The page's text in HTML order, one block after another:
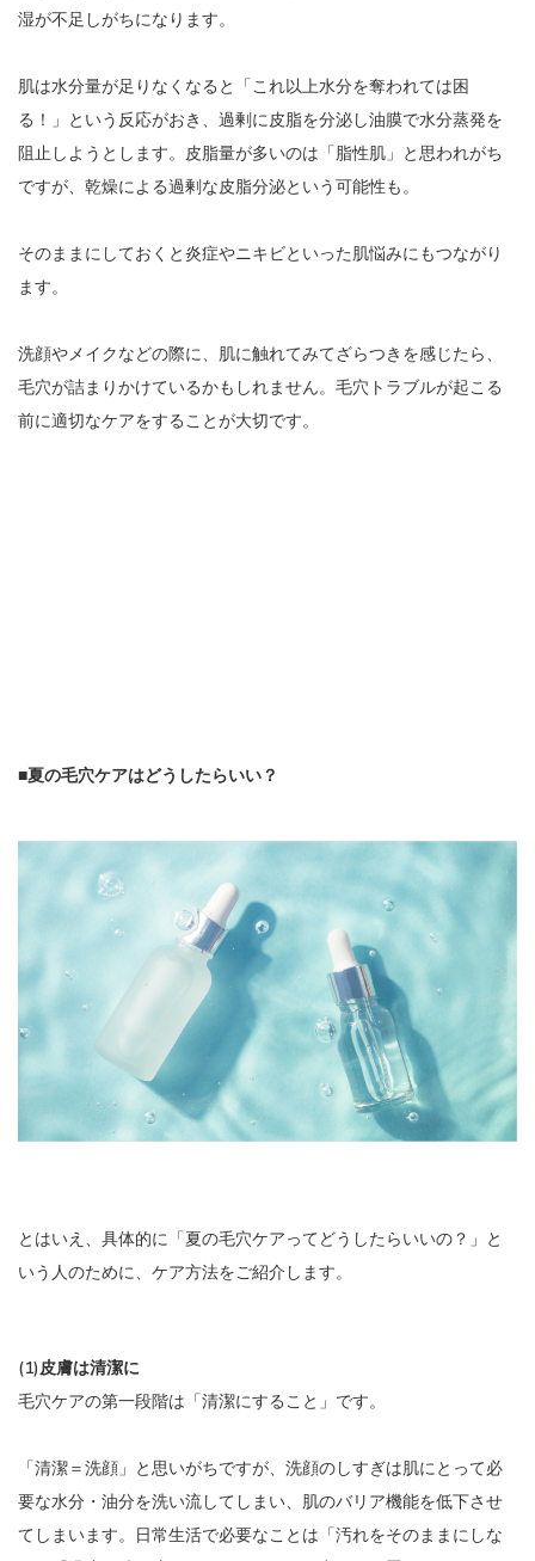
湿が不足しがちになります。
肌は水分量が足りなくなると「これ以上水分を奪われては困
る！」という反応がおき、過剰に皮脂を分泌し油膜で水分蒸発を
阻止しようとします。皮脂量が多いのは「脂性肌」と思われがち
ですが、乾燥による過剰な皮脂分泌という可能性も。
そのままにしておくと炎症やニキビといった肌悩みにもつながり
ます。
洗顔やメイクなどの際に、肌に触れてみてざらつきを感じたら、
毛穴が詰まりかけているかもしれません。毛穴トラブルが起こる
前に適切なケアをすることが大切です。
■夏の毛穴ケアはどうしたらいい？
とはいえ、具体的に「夏の毛穴ケアってどうしたらいいの？」と
いう人のために、ケア方法をご紹介します。
(1)皮膚は清潔に
毛穴ケアの第一段階は「清潔にすること」です。
「清潔＝洗顔」と思いがちですが、洗顔のしすぎは肌にとって必
要な水分・油分を洗い流してしまい、肌のバリア機能を低下させ
てしまいます。日常生活で必要なことは「汚れをそのままにしな